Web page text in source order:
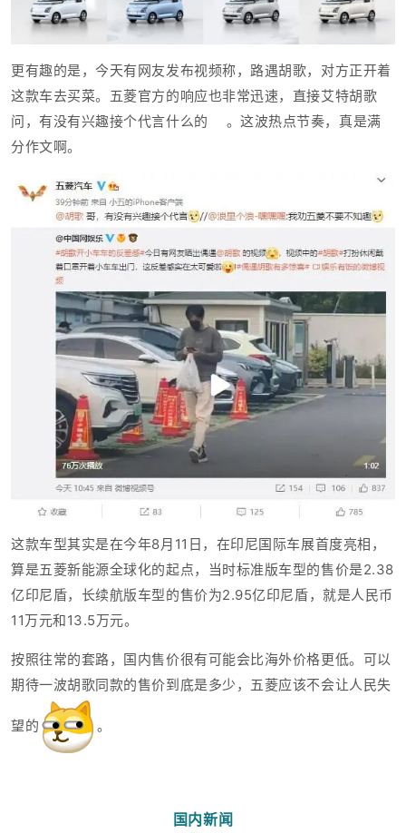
更有趣的是，今天有网友发布视频称，路遇胡歌，对方正开着
这款车去买菜。五菱官方的响应也非常迅速，直接艾特胡歌
问，有没有兴趣接个代言什么的
。这波热点节奏，真是满
分作文啊。
这款车型其实是在今年8月11日，在印尼国际车展首度亮相，
算是五菱新能源全球化的起点，当时标准版车型的售价是2.38
亿印尼盾，长续航版车型的售价为2.95亿印尼盾，就是人民币
11万元和13.5万元。
按照往常的套路，国内售价很有可能会比海外价格更低。可以
期待一波胡歌同款的售价到底是多少，五菱应该不会让人民失
望的 。
国内新闻